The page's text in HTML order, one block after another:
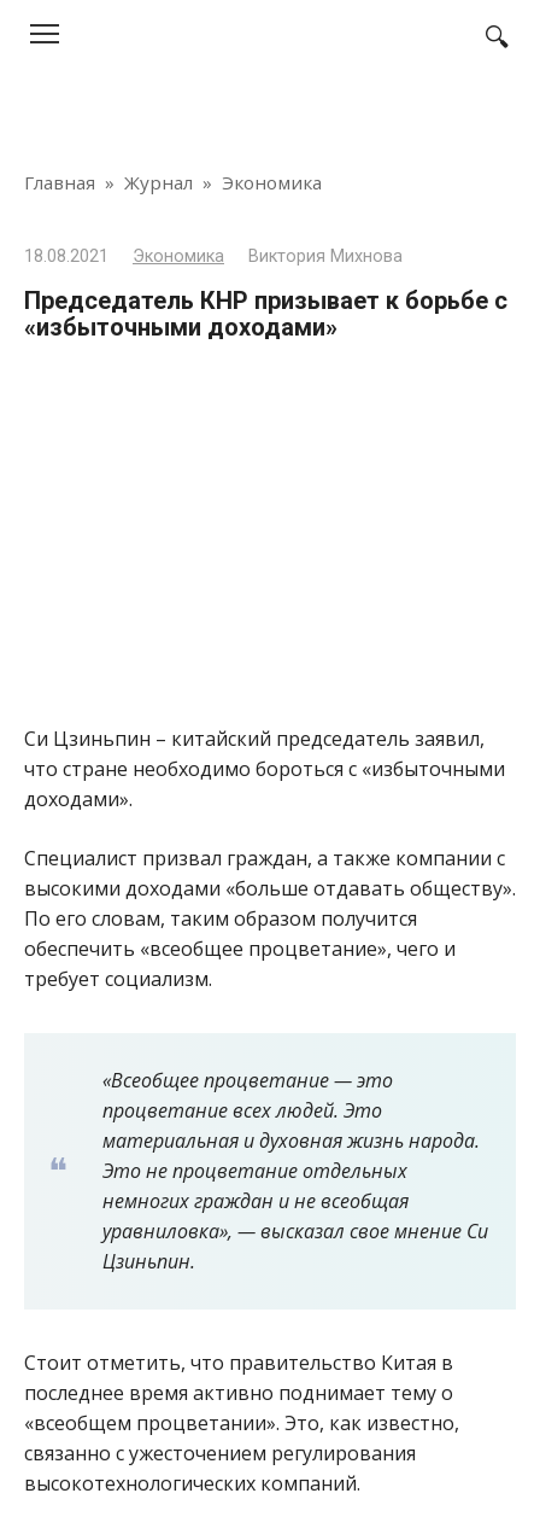
Главная » Журнал » Экономика
18.08.2021 Экономика Виктория Михнова
Председатель КНР призывает к борьбе с
«избыточными доходами»
Си Цзиньпин – китайский председатель заявил,
что стране необходимо бороться с «избыточными
доходами».
Специалист призвал граждан, а также компании с
высокими доходами «больше отдавать обществу».
По его словам, таким образом получится
обеспечить «всеобщее процветание», чего и
требует социализм.
«Всеобщее процветание — это
процветание всех людей. Это
материальная и духовная жизнь народа.
Это не процветание отдельных
немногих граждан и не всеобщая
уравниловка», — высказал свое мнение Си
Цзиньпин.
Стоит отметить, что правительство Китая в
последнее время активно поднимает тему о
«всеобщем процветании». Это, как известно,
связанно с ужесточением регулирования
высокотехнологических компаний.